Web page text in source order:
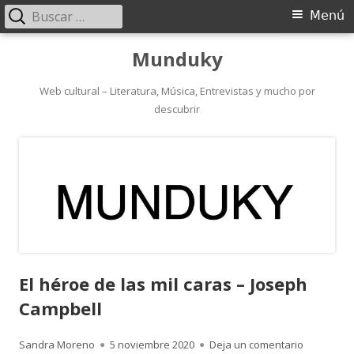
contenido
Munduky
Web cultural – Literatura, Música, Entrevistas y mucho por
descubrir
Menú
Menú
Buscar:
El héroe de las mil caras – Joseph
Campbell
Autor
Sandra Moreno
Publicado
5 noviembre 2020 Deja un comentario